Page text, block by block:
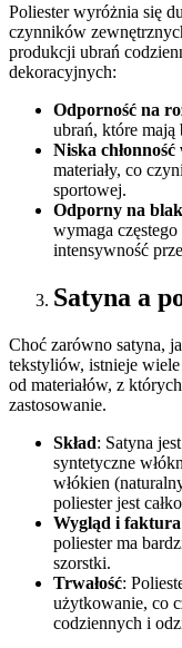
Poliester wyróżnia się
czynników
produkcji ubrań
dekoracyjnych:
Odporność na
ubrań, które mają
Niska chłonność
materiały, co
sportowej.
Odporny na
wymaga
intensywność
Satyna a
Choć zarówno satyna,
tekstyliów, istnieje
od materiałów, z
zastosowanie.
Skład: Satyna
syntetyczne
włókien
poliester jest
Wygląd i faktura
poliester ma
szorstki.
Trwałość:
użytkowanie, co
codziennych i